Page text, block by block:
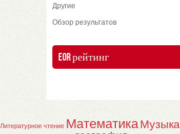
Другие
Обзор результатов
EOR рейтинг
Литературное чтение МатематикаМузыка